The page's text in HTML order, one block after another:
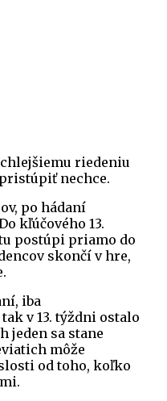
riedeniu
nechce.
po hádaní
kľúčového 13.
postúpi priamo do
skončí v hre,
iba
v 13. týždni ostalo
jeden sa stane
môže
od toho, koľko